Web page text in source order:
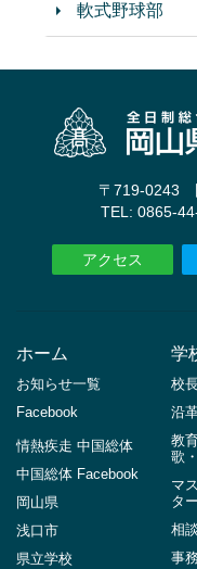
軟式野球部
〒719-0243
TEL: 0865-
アクセス
ホーム
お知らせ一覧
Facebook
情熱疾走 中国総体
中国総体 Facebook
岡山県
浅口市
県立学校
学
校
沿
教
歌
マ
ター
相
事